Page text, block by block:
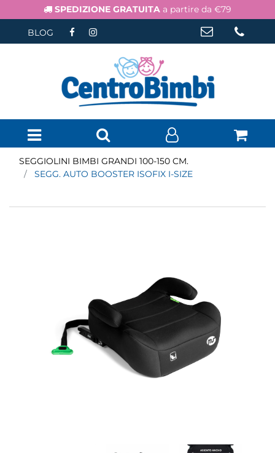
SPEDIZIONE GRATUITA a partire da €79
BLOG
Open menu
SEGGIOLINI BIMBI GRANDI 100-150 CM.
SEGG. AUTO BOOSTER ISOFIX I-SIZE